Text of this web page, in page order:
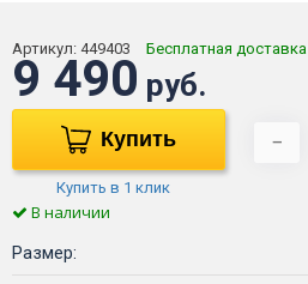
Артикул: 449403 Бесплатная доставка
9 490 руб.
Купить
Купить в 1 клик
−
В наличии
Размер: